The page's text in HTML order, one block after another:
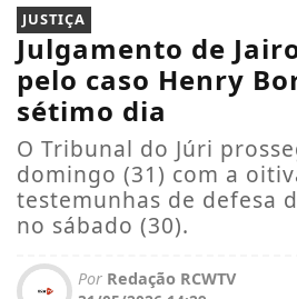
JUSTIÇA
Julgamento de
pelo caso Henry
sétimo dia
O Tribunal do Júri
domingo (31) com a
testemunhas de defesa
no sábado (30).
Por Redação RCWTV